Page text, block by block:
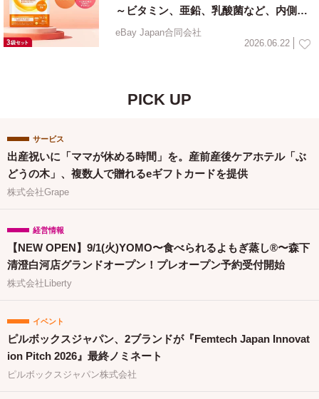
～ビタミン、亜鉛、乳酸菌など、内側か
ら整えるインナーケア特集～
eBay Japan合同会社
2026.06.22
PICK UP
サービス
出産祝いに「ママが休める時間」を。産前産後ケアホテル「ぶ
どうの木」、複数人で贈れるeギフトカードを提供
株式会社Grape
経営情報
【NEW OPEN】9/1(火)YOMO〜食べられるよもぎ蒸し®〜森下
清澄白河店グランドオープン！プレオープン予約受付開始
株式会社Liberty
イベント
ピルボックスジャパン、2ブランドが『Femtech Japan Innovat
ion Pitch 2026』最終ノミネート
ピルボックスジャパン株式会社